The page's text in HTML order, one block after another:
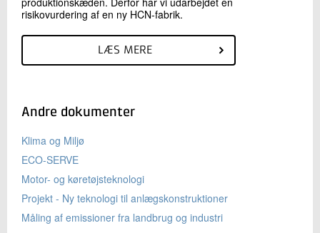
risikovurdering af en ny HCN-fabrik.
LÆS MERE
Andre dokumenter
Klima og Miljø
ECO-SERVE
Motor- og køretøjsteknologi
Projekt - Ny teknologi til anlægskonstruktioner
Måling af emissioner fra landbrug og industri